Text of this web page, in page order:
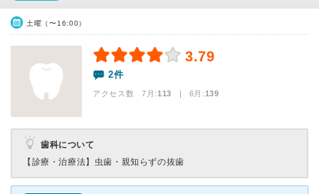
土曜（〜16:00）
3.79
2件
アクセス数 7月:113 | 6月:139
歯科について
【診療・治療法】 虫歯・親知らずの抜歯